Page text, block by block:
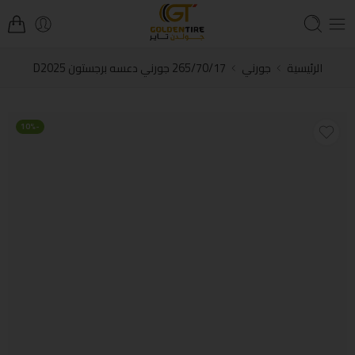
الرئيسية جورني 265/70/17 جورني دعسه برجستون D2025
-10%